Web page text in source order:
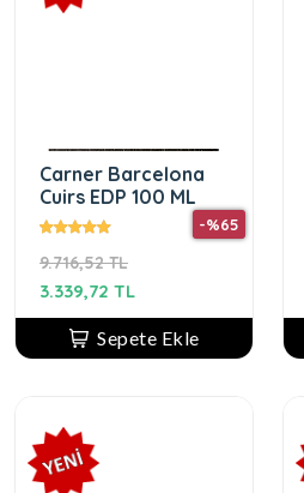
Carner Barcelona
Cuirs EDP 100 ML
9.716,52 TL
-%65
3.339,72 TL
Sepete Ekle